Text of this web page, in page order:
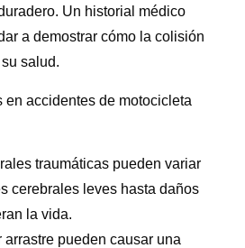
Un historial médico
a demostrar cómo la colisión
salud.
en accidentes de motocicleta
traumáticas pueden variar
cerebrales leves hasta daños
la vida.
arrastre pueden causar una